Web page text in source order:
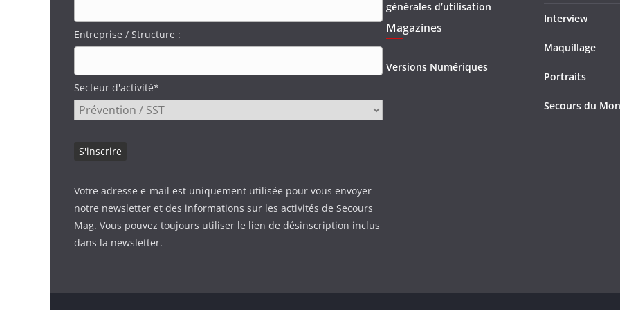
Entreprise / Structure :
Secteur d'activité*
Votre adresse e-mail est uniquement utilisée pour vous envoyer
notre newsletter et des informations sur les activités de Secours
Mag. Vous pouvez toujours utiliser le lien de désinscription inclus
dans la newsletter.
générales d’utilisation
Magazines
Versions Numériques
Interview
Maquillage
Portraits
Secours du